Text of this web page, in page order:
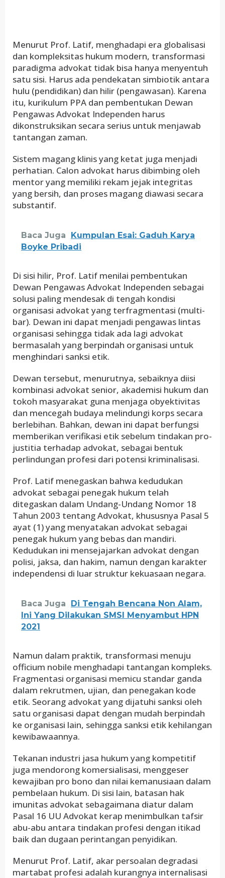
Menurut Prof. Latif, menghadapi era globalisasi
dan kompleksitas hukum modern, transformasi
paradigma advokat tidak bisa hanya menyentuh
satu sisi. Harus ada pendekatan simbiotik antara
hulu (pendidikan) dan hilir (pengawasan). Karena
itu, kurikulum PPA dan pembentukan Dewan
Pengawas Advokat Independen harus
dikonstruksikan secara serius untuk menjawab
tantangan zaman.
Sistem magang klinis yang ketat juga menjadi
perhatian. Calon advokat harus dibimbing oleh
mentor yang memiliki rekam jejak integritas
yang bersih, dan proses magang diawasi secara
substantif.
Baca Juga
Kumpulan Esai: Gaduh Karya
Boyke Pribadi
Di sisi hilir, Prof. Latif menilai pembentukan
Dewan Pengawas Advokat Independen sebagai
solusi paling mendesak di tengah kondisi
organisasi advokat yang terfragmentasi (multi-
bar). Dewan ini dapat menjadi pengawas lintas
organisasi sehingga tidak ada lagi advokat
bermasalah yang berpindah organisasi untuk
menghindari sanksi etik.
Dewan tersebut, menurutnya, sebaiknya diisi
kombinasi advokat senior, akademisi hukum dan
tokoh masyarakat guna menjaga obyektivitas
dan mencegah budaya melindungi korps secara
berlebihan. Bahkan, dewan ini dapat berfungsi
memberikan verifikasi etik sebelum tindakan pro-
justitia terhadap advokat, sebagai bentuk
perlindungan profesi dari potensi kriminalisasi.
Prof. Latif menegaskan bahwa kedudukan
advokat sebagai penegak hukum telah
ditegaskan dalam Undang-Undang Nomor 18
Tahun 2003 tentang Advokat, khususnya Pasal 5
ayat (1) yang menyatakan advokat sebagai
penegak hukum yang bebas dan mandiri.
Kedudukan ini mensejajarkan advokat dengan
polisi, jaksa, dan hakim, namun dengan karakter
independensi di luar struktur kekuasaan negara.
Baca Juga
Di Tengah Bencana Non Alam,
Ini Yang Dilakukan SMSI Menyambut HPN
2021
Namun dalam praktik, transformasi menuju
officium nobile menghadapi tantangan kompleks.
Fragmentasi organisasi memicu standar ganda
dalam rekrutmen, ujian, dan penegakan kode
etik. Seorang advokat yang dijatuhi sanksi oleh
satu organisasi dapat dengan mudah berpindah
ke organisasi lain, sehingga sanksi etik kehilangan
kewibawaannya.
Tekanan industri jasa hukum yang kompetitif
juga mendorong komersialisasi, menggeser
kewajiban pro bono dan nilai kemanusiaan dalam
pembelaan hukum. Di sisi lain, batasan hak
imunitas advokat sebagaimana diatur dalam
Pasal 16 UU Advokat kerap menimbulkan tafsir
abu-abu antara tindakan profesi dengan itikad
baik dan dugaan perintangan penyidikan.
Menurut Prof. Latif, akar persoalan degradasi
martabat profesi adalah kurangnya internalisasi